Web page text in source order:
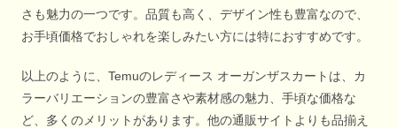
さも魅力の一つです。品質も高く、デザイン性も豊富なので、
お手頃価格でおしゃれを楽しみたい方には特におすすめです。
以上のように、Temuのレディース オーガンザスカートは、カ
ラーバリエーションの豊富さや素材感の魅力、手頃な価格な
ど、多くのメリットがあります。他の通販サイトよりも品揃え